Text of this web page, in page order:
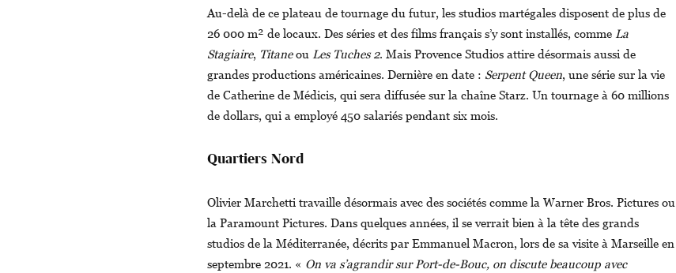
Au-delà de ce plateau de tournage du futur, les studios martégales disposent de plus de
26 000 m² de locaux. Des séries et des films français s’y sont installés, commeLa
Stagiaire, TitaneouLes Tuches 2. Mais Provence Studios attire désormais aussi de
grandes productions américaines. Dernière en date : Serpent Queen, une série sur la vie
de Catherine de Médicis, qui sera diffusée sur la chaîne Starz. Un tournage à 60 millions
de dollars, qui a employé 450 salariés pendant six mois.
Quartiers Nord
Olivier Marchetti travaille désormais avec des sociétés comme la Warner Bros. Pictures ou
la Paramount Pictures. Dans quelques années, il se verrait bien à la tête des grands
studios de la Méditerranée, décrits par Emmanuel Macron, lors de sa visite à Marseille en
septembre 2021. « On va s’agrandir sur Port-de-Bouc, on discute beaucoup avec